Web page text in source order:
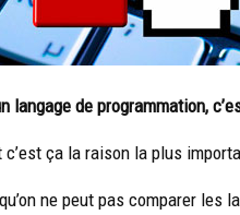
langage de programmation,
ça la raison la plus
ne peut pas comparer les